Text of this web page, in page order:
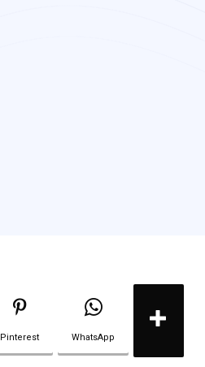
Pinterest WhatsApp